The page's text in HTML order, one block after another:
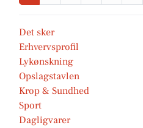
Det sker
Erhvervsprofil
Lykønskning
Opslagstavlen
Krop & Sundhed
Sport
Dagligvarer